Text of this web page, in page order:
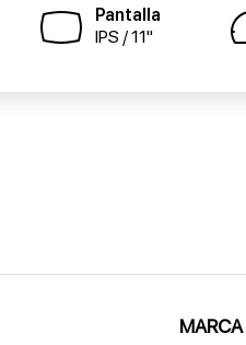
Pantalla
IPS / 11"
MARCA